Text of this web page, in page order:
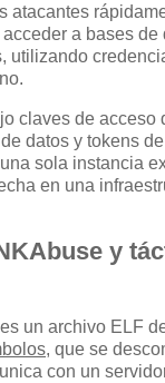
atacantes
a bases de
utilizando
claves de acceso
datos y tokens
sola instancia
en una
y
es un archivo ELF
, que se
con un